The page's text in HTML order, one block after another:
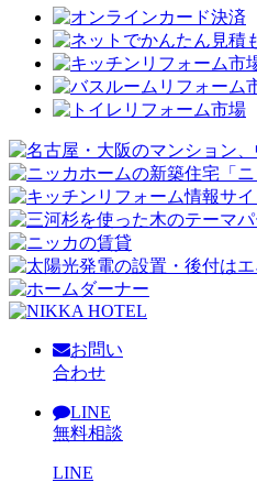
お問い
合わせ
LINE
無料相談
LINE